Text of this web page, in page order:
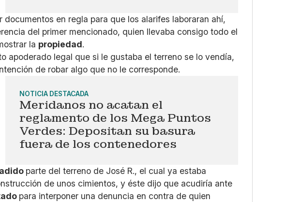
documentos en regla para que los alarifes laboraran ahí,
del primer mencionado, quien llevaba consigo todo el
la propiedad.
apoderado legal que si le gustaba el terreno se lo vendía,
de robar algo que no le corresponde.
NOTICIA DESTACADA
Meridanos no acatan el
reglamento de los Mega Puntos
Verdes: Depositan su basura
fuera de los contenedores
parte del terreno de José R., el cual ya estaba
de unos cimientos, y éste dijo que acudiría ante
para interponer una denuncia en contra de quien